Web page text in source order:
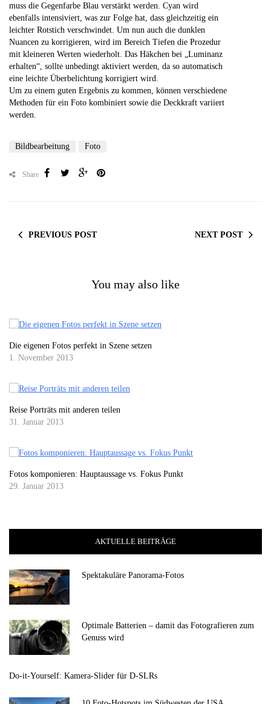
muss die Gegenfarbe Blau verstärkt werden. Cyan wird
ebenfalls intensiviert, was zur Folge hat, dass gleichzeitig ein
leichter Rotstich verschwindet. Um nun auch die dunklen
Nuancen zu korrigieren, wird im Bereich Tiefen die Prozedur
mit kleineren Werten wiederholt. Das Häkchen bei „Luminanz
erhalten“, sollte unbedingt aktiviert werden, da so automatisch
eine leichte Überbelichtung korrigiert wird.
Um zu einem guten Ergebnis zu kommen, können verschiedene
Methoden für ein Foto kombiniert sowie die Deckkraft variiert
werden.
Bildbearbeitung Foto
Share
PREVIOUS POST NEXT POST
You may also like
Die eigenen Fotos perfekt in Szene setzen
1. November 2013
Reise Porträts mit anderen teilen
31. Januar 2013
Fotos komponieren: Hauptaussage vs. Fokus Punkt
29. Januar 2013
AKTUELLE BEITRÄGE
Spektakuläre Panorama-Fotos
Optimale Batterien – damit das Fotografieren zum
Genuss wird
Do-it-Yourself: Kamera-Slider für D-SLRs